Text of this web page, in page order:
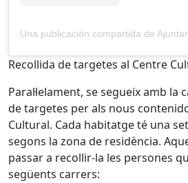
Recollida de targetes al Centre
Paral·lelament, se segueix amb la
de targetes per als nous
Cultural. Cada habitatge té una
segons la zona de residència.
passar a recollir-la les persones
següents carrers: